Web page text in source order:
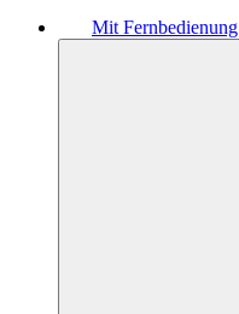
Mit Fernbedienung